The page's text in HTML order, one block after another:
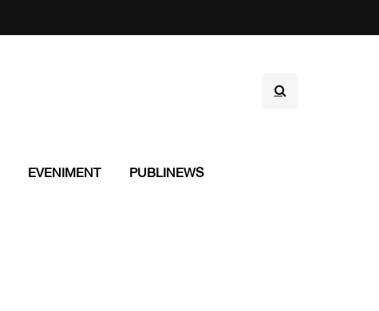
EVENIMENT PUBLINEWS